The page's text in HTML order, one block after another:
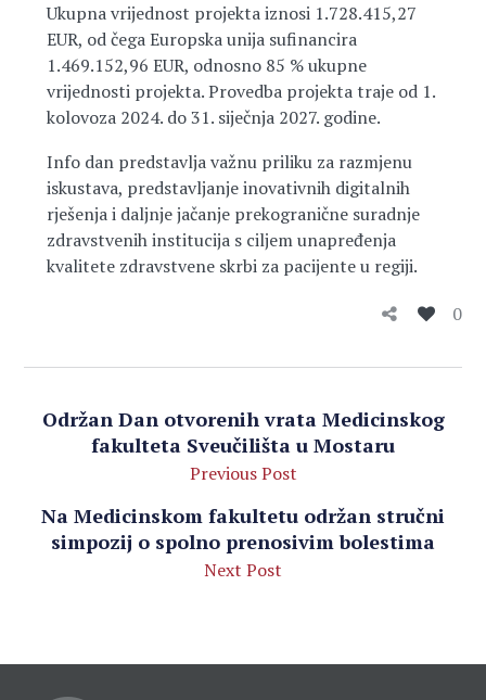
Ukupna vrijednost projekta iznosi 1.728.415,27
EUR, od čega Europska unija sufinancira
1.469.152,96 EUR, odnosno 85 % ukupne
vrijednosti projekta. Provedba projekta traje od 1.
kolovoza 2024. do 31. siječnja 2027. godine.
Info dan predstavlja važnu priliku za razmjenu
iskustava, predstavljanje inovativnih digitalnih
rješenja i daljnje jačanje prekogranične suradnje
zdravstvenih institucija s ciljem unapređenja
kvalitete zdravstvene skrbi za pacijente u regiji.
0
Održan Dan otvorenih vrata Medicinskog
fakulteta Sveučilišta u Mostaru
Previous Post
Na Medicinskom fakultetu održan stručni
simpozij o spolno prenosivim bolestima
Next Post